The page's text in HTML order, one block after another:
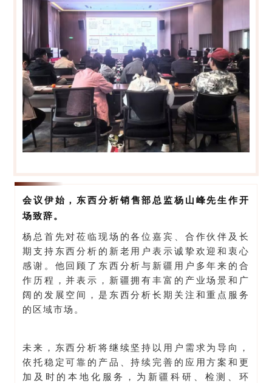
会议伊始，东西分析销售部总监杨山峰先生作开
场致辞。
杨总首先对莅临现场的各位嘉宾、合作伙伴及长
期支持东西分析的新老用户表示诚挚欢迎和衷心
感谢。他回顾了东西分析与新疆用户多年来的合
作历程，并表示，新疆拥有丰富的产业场景和广
阔的发展空间，是东西分析长期关注和重点服务
的区域市场。
未来，东西分析将继续坚持以用户需求为导向，
依托稳定可靠的产品、持续完善的应用方案和更
加及时的本地化服务，为新疆科研、检测、环